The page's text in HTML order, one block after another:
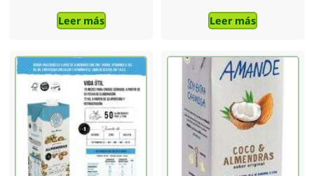
Leer más Leer más